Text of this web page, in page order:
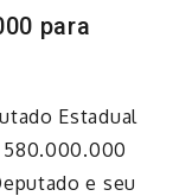
para
Estadual
580.000.000
e seu